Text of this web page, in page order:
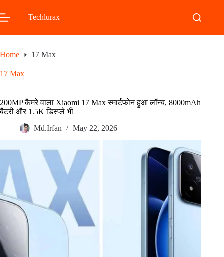
to
content
Techlurax
Home 17 Max
17 Max
200MP कैमरे वाला Xiaomi 17 Max स्मार्टफोन हुआ लॉन्च, 8000mAh
बैटरी और 1.5K डिस्प्ले भी
Md.Irfan
May 22, 2026